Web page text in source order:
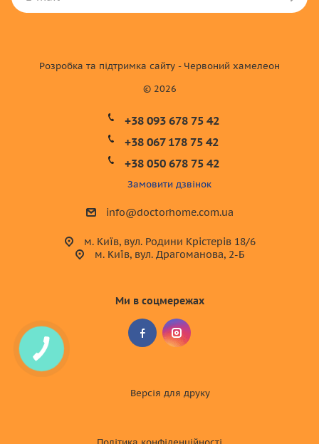
© 2026
Розробка та підтримка сайту - Червоний хамелеон
+38 093 678 75 42
+38 067 178 75 42
+38 050 678 75 42
Замовити дзвінок
info@doctorhome.com.ua
м. Київ, вул. Родини Крістерів 18/6
м. Київ, вул. Драгоманова, 2-Б
Ми в соцмережах
Версія для друку